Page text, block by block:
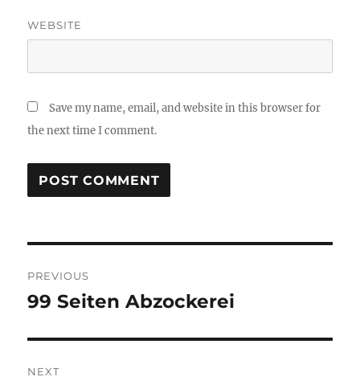
WEBSITE
Save my name, email, and website in this browser for
the next time I comment.
navigation
PREVIOUS
Previous
99 Seiten Abzockerei
NEXT